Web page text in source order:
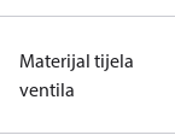
Materijal tijela
ventila